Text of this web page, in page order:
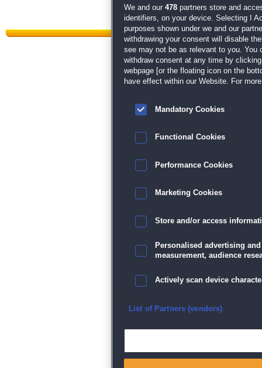
Datenschutz| AGB|Impressum
We and our 478 partners store and
identifiers, on your device. Selecting I
purposes shown under we and our
withdrawing your consent will disable
see may not be as relevant to you. You
withdraw consent at any time by
webpage [or the floating icon on the
have effect within our Website. For
Mandatory Cookies
Functional Cookies
Performance Cookies
Marketing Cookies
Store and/or access
Personalised advertising
measurement, audience
Actively scan device
Ensure security, prevent
List of Partners (vendors)